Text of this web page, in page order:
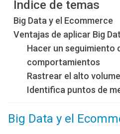
Índice de temas
Big Data y el Ecommerce
Ventajas de aplicar Big
Hacer un seguimiento
comportamientos
Rastrear el alto
Identifica puntos de
Big Data y el